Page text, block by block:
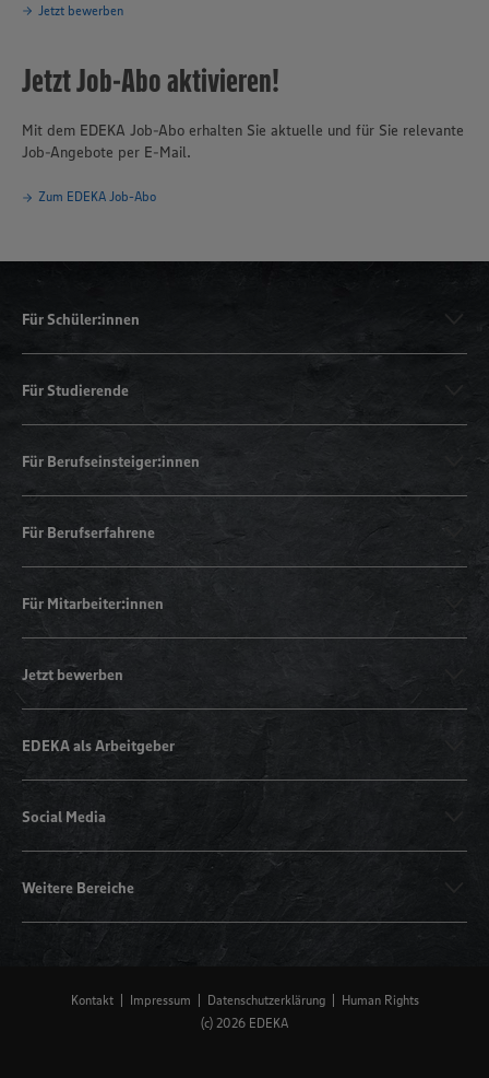
Jetzt bewerben
Jetzt Job-Abo aktivieren!
Mit dem EDEKA Job-Abo erhalten Sie aktuelle und für Sie relevante
Job-Angebote per E-Mail.
Zum EDEKA Job-Abo
Für Schüler:innen
Für Studierende
Für Berufseinsteiger:innen
Für Berufserfahrene
Für Mitarbeiter:innen
Jetzt bewerben
EDEKA als Arbeitgeber
Social Media
Weitere Bereiche
Kontakt Impressum Datenschutzerklärung
Human Rights
(c) 2026 EDEKA